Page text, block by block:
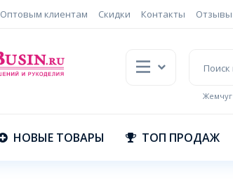
Оптовым клиентам Скидки Контакты Отзывы
Жемчуг
НОВЫЕ ТОВАРЫ ТОП ПРОДАЖ